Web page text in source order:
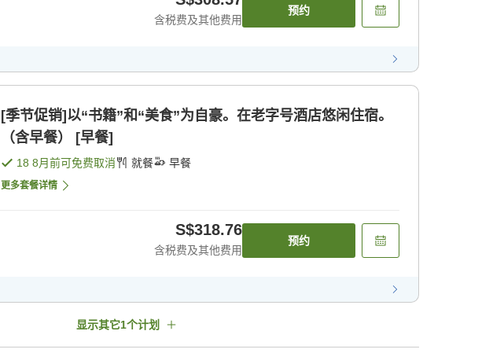
含税费及其他费用
预约
[季节促销]以“书籍”和“美食”为自豪。在老字号酒店悠闲住宿。
（含早餐） [早餐]
18 8月前可免费取消 就餐 早餐
更多套餐详情
S$318.76
含税费及其他费用
预约
显示其它1个计划